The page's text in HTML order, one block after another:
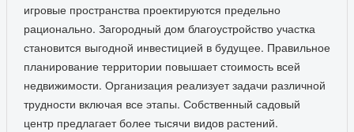
игровые пространства проектируются предельно
рационально. Загородный дом благоустройство участка
становится выгодной инвестицией в будущее. Правильное
планирование территории повышает стоимость всей
недвижимости. Организация реализует задачи различной
трудности включая все этапы. Собственный садовый
центр предлагает более тысячи видов растений.